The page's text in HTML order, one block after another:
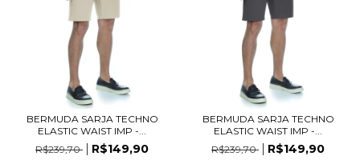
BERMUDA SARJA TECHNO
ELASTIC WAIST IMP -...
R$239,70
R$149,90
BERMUDA SARJA TECHNO
ELASTIC WAIST IMP -...
R$239,70
R$149,90